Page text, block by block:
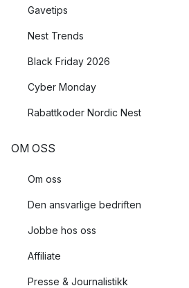
Gavetips
Nest Trends
Black Friday 2026
Cyber Monday
Rabattkoder Nordic Nest
OM OSS
Om oss
Den ansvarlige bedriften
Jobbe hos oss
Affiliate
Presse & Journalistikk